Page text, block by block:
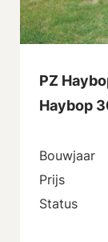
PZ
Haybop
Bouwjaar
Prijs
Status